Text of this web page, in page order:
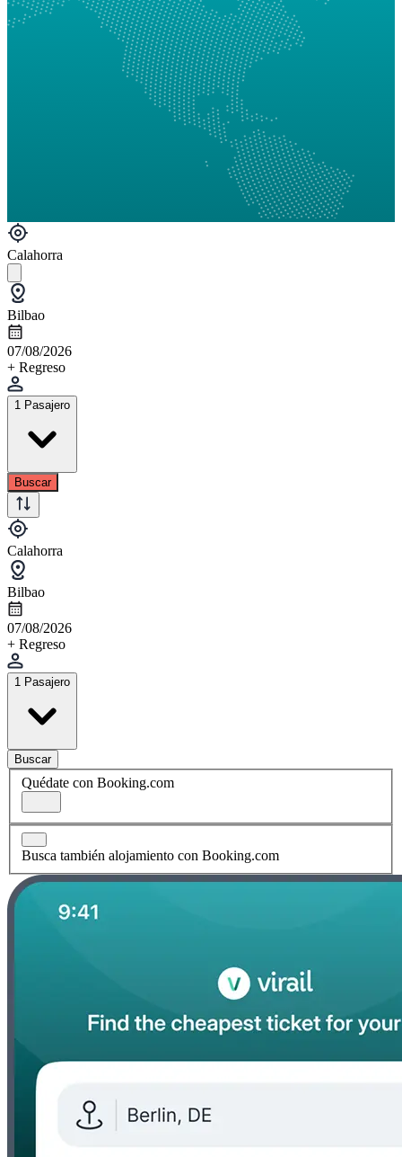
Calahorra
Bilbao
07/08/2026
+ Regreso
1 Pasajero
Buscar
Calahorra
Bilbao
07/08/2026
+ Regreso
1 Pasajero
Buscar
Quédate con Booking.com
Busca también alojamiento con Booking.com